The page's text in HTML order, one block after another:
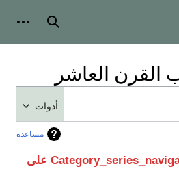
بحث
القرن العاشر
أدوات
مساعدة
خطأ لوا في وحدة:Category_series_navigation على